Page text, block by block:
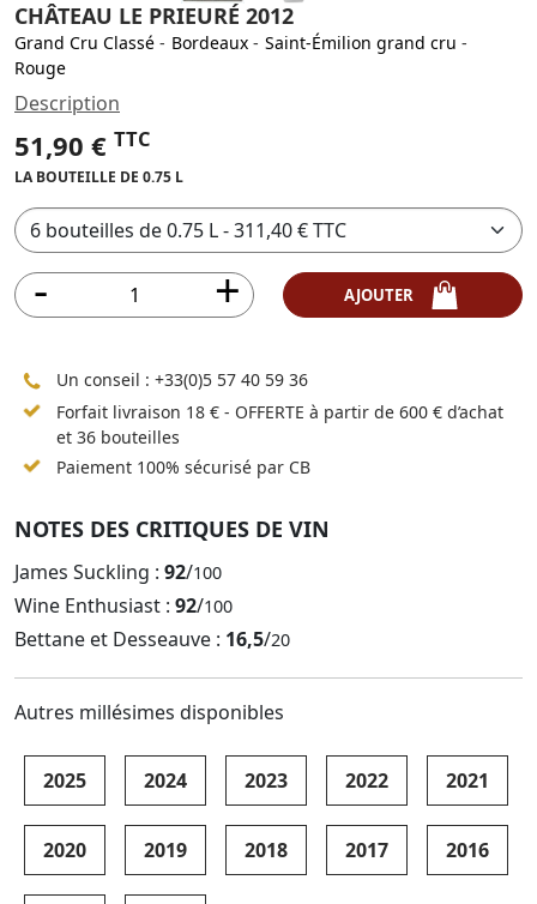
CHÂTEAU LE PRIEURÉ 2012
Grand Cru Classé - Bordeaux - Saint-Émilion grand cru -
Rouge
Description
51,90 € TTC
LA BOUTEILLE DE 0.75 L
Un conseil : +33(0)5 57 40 59 36
Forfait livraison 18 € - OFFERTE à partir de 600 € d’achat
et 36 bouteilles
Paiement 100% sécurisé par CB
NOTES DES CRITIQUES DE VIN
James Suckling : 92/100
Wine Enthusiast : 92/100
Bettane et Desseauve : 16,5/20
Autres millésimes disponibles
2025 2024 2023 2022 2021
2020 2019 2018 2017 2016